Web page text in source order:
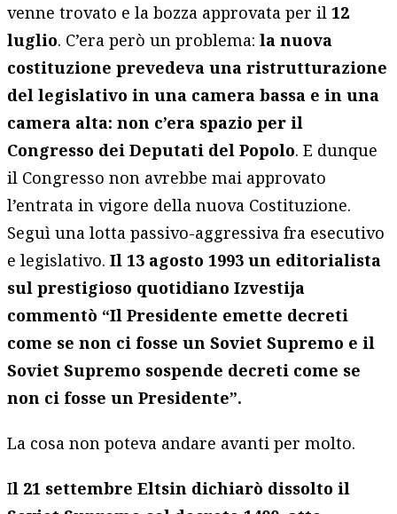
venne trovato e la bozza approvata per il 12
luglio. C’era però un problema:la nuova
costituzione prevedeva una ristrutturazione
del legislativo in una camera bassa e in una
camera alta: non c’era spazio per il
Congresso dei Deputati del Popolo. E dunque
il Congresso non avrebbe mai approvato
l’entrata in vigore della nuova Costituzione.
Seguì una lotta passivo-aggressiva fra esecutivo
e legislativo.Il 13 agosto 1993 un editorialista
sul prestigioso quotidiano Izvestija
commentò “Il Presidente emette decreti
come se non ci fosse un Soviet Supremo e il
Soviet Supremo sospende decreti come se
non ci fosse un Presidente”.
La cosa non poteva andare avanti per molto.
Il 21 settembre Eltsin dichiarò dissolto il